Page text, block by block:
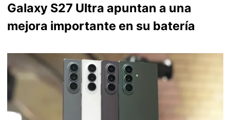
Galaxy S27 Ultra apuntan a una
mejora importante en su batería